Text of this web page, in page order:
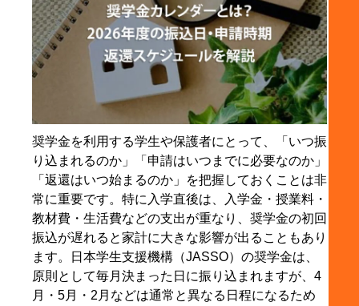
3. 新入生・予約採用の初回振込はいつ？
3-1. 予約採用でも4月に振り込まれない場合があ
3-2. 初回振込では4月分からまとめて入金される
3-3. 初回入金前に確認すべき手続き
4. 在学採用の奨学金カレンダーと注意点
4-1. 在学採用は入学後に申し込む奨学金
4-2. 初回振込は6月〜7月頃になることが多い
4-3. 在学採用を検討する人が早めに確認すべきこ
と
5. 給付型奨学金と貸与型奨学金のスケジュールの違
い
5-1. 給付型奨学金も振込日は原則同じ
奨学金を利用する学生や保護者にとって、「いつ振
り込まれるのか」「申請はいつまでに必要なのか」
「返還はいつ始まるのか」を把握しておくことは非
常に重要です。特に入学直後は、入学金・授業料・
教材費・生活費などの支出が重なり、奨学金の初回
振込が遅れると家計に大きな影響が出ることもあり
ます。日本学生支援機構（JASSO）の奨学金は、
原則として毎月決まった日に振り込まれますが、4
月・5月・2月などは通常と異なる日程になるため